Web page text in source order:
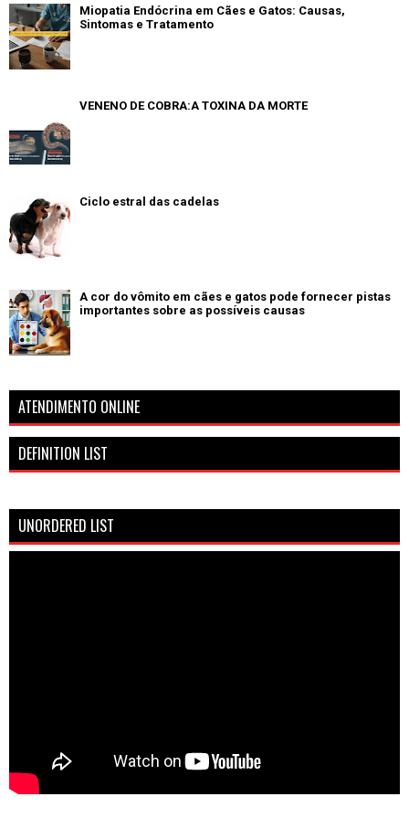
Miopatia Endócrina em Cães e Gatos: Causas,
Sintomas e Tratamento
VENENO DE COBRA:A TOXINA DA MORTE
Ciclo estral das cadelas
A cor do vômito em cães e gatos pode fornecer pistas
importantes sobre as possíveis causas
ATENDIMENTO ONLINE
DEFINITION LIST
UNORDERED LIST